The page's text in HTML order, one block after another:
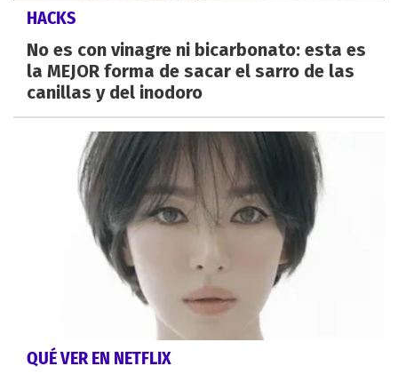
HACKS
No es con vinagre ni bicarbonato: esta es
la MEJOR forma de sacar el sarro de las
canillas y del inodoro
QUÉ VER EN NETFLIX